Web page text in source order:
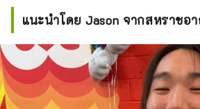
แนะนำโดย Jason จากสหราชอ